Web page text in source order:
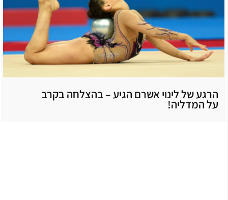
הרגע של לינוי אשרם הגיע – בהצלחה בקרב
על המדליה!